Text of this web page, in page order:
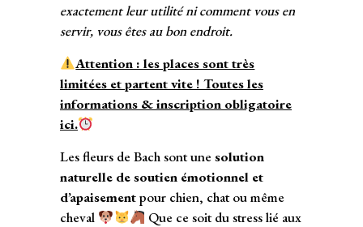
exactement leur utilité ni comment vous en
servir, vous êtes au bon endroit.
Attention : les places sont très
limitées et partent vite ! Toutes les
informations & inscription obligatoire
ici.
Les fleurs de Bach sont unesolution
naturelle de soutien émotionnel et
d’apaisementpour chien, chat ou même
cheval
Que ce soit du stress lié aux